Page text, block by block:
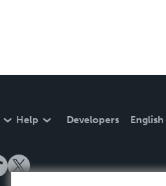
Help Developers English